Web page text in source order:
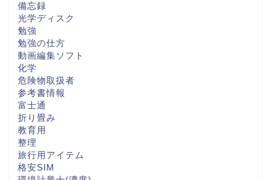
備忘録
光学ディスク
勉強
勉強の仕方
動画編集ソフト
化学
危険物取扱者
参考書情報
富士通
折り畳み
教育用
整理
旅行用アイテム
格安SIM